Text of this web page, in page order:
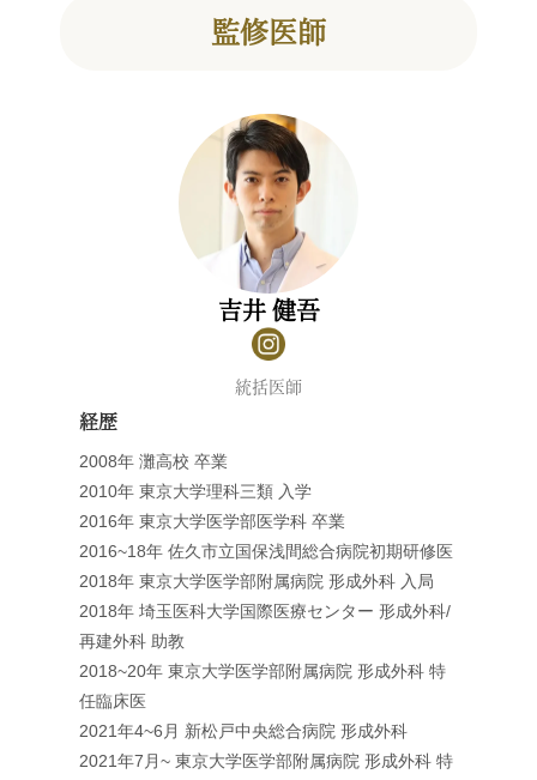
監修医師
吉井 健吾
統括医師
経歴
2008年 灘高校 卒業
2010年 東京大学理科三類 入学
2016年 東京大学医学部医学科 卒業
2016~18年 佐久市立国保浅間総合病院初期研修医
2018年 東京大学医学部附属病院 形成外科 入局
2018年 埼玉医科大学国際医療センター 形成外科/
再建外科 助教
2018~20年 東京大学医学部附属病院 形成外科 特
任臨床医
2021年4~6月 新松戸中央総合病院 形成外科
2021年7月~ 東京大学医学部附属病院 形成外科 特